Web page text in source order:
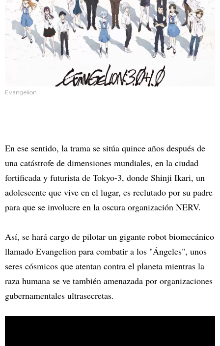
Evangelion
En ese sentido, la trama se sitúa quince años después de
una catástrofe de dimensiones mundiales, en la ciudad
fortificada y futurista de Tokyo-3, donde Shinji Ikari, un
adolescente que vive en el lugar, es reclutado por su padre
para que se involucre en la oscura organización NERV.
Así, se hará cargo de pilotar un gigante robot biomecánico
llamado Evangelion para combatir a los "Ángeles", unos
seres cósmicos que atentan contra el planeta mientras la
raza humana se ve también amenazada por organizaciones
gubernamentales ultrasecretas.